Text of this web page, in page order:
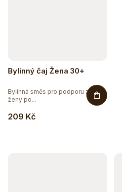
Bylinný čaj Žena 30+
209 Kč
Bylinná směs pro podporu zdraví
ženy po...
Hydratujte chytře 💦